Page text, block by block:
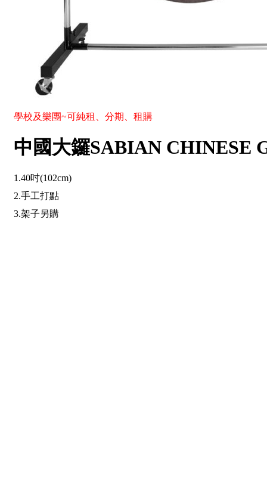
學校及樂團~可純租、分期、租購
中國大鑼SABIAN CHINESE
1.40吋(102cm)
2.手工打點
3.架子另購